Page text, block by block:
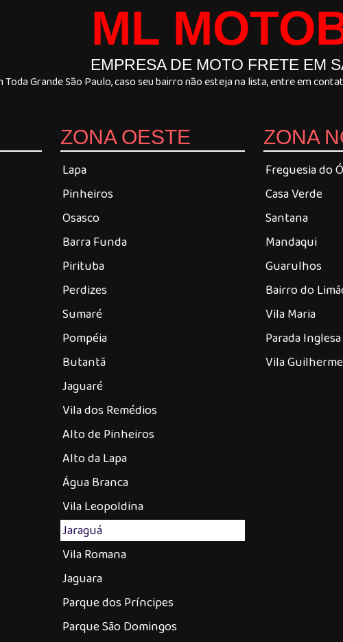
ML
EMPRESA DE MOTO FRETE EM
Toda Grande São Paulo, caso seu bairro não esteja na lista, entre em
ZONA OESTE
Lapa
Pinheiros
Osasco
Barra Funda
Pirituba
Perdizes
Sumaré
Pompéia
Butantã
Jaguaré
Vila dos Remédios
Alto de Pinheiros
Alto da Lapa
Água Branca
Vila Leopoldina
Jaraguá
Vila Romana
Jaguara
Parque dos Príncipes
Parque São Domingos
ZONA
Freguesia do Ó
Casa Verde
Santana
Mandaqui
Guarulhos
Bairro do
Vila Maria
Parada Inglesa
Vila Guilherme